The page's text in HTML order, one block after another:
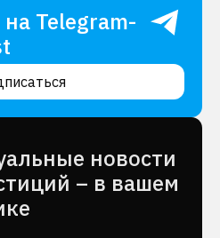
Telegram-
новости
– в вашем